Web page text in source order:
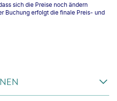
sich die Preise noch ändern
Buchung erfolgt die finale Preis- und